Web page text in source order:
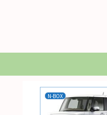
N-BOX